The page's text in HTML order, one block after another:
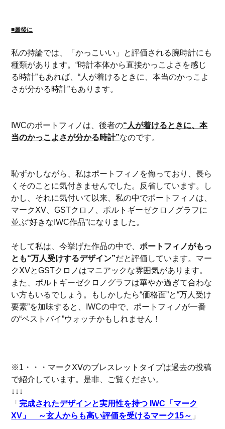
■最後に
私の持論では、「かっこいい」と評価される腕時計にも
種類があります。“時計本体から直接かっこよさを感じ
る時計”もあれば、“人が着けるときに、本当のかっこよ
さが分かる時計”もあります。
IWCのポートフィノは、後者の“人が着けるときに、本
当のかっこよさが分かる時計”なのです。
恥ずかしながら、私はポートフィノを侮っており、長ら
くそのことに気付きませんでした。反省しています。し
かし、それに気付いて以来、私の中でポートフィノは、
マークⅩⅤ、GSTクロノ、ポルトギーゼクロノグラフに
並ぶ“好きなIWC作品”になりました。
そして私は、今挙げた作品の中で、ポートフィノがもっ
とも“万人受けするデザイン”だと評価しています。マー
クⅩⅤとGSTクロノはマニアックな雰囲気があります。
また、ポルトギーゼクロノグラフは華やか過ぎて合わな
い方もいるでしょう。もしかしたら“価格面”と“万人受け
要素”を加味すると、IWCの中で、ポートフィノが一番
の“ベストバイ”ウォッチかもしれません！
※1・・・マークⅩⅤのブレスレットタイプは過去の投稿
で紹介しています。是非、ご覧ください。
↓↓↓
「 完成されたデザインと実用性を持つ IWC「マーク
XV」 ～玄人からも高い評価を受けるマーク15～ 」